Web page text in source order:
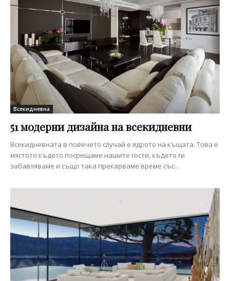
Всекидневна
51 модерни дизайна на всекидневни
Всекидневната в повечето случай е ядрото на къщата. Това е
мястото където посрещаме нашите гости, където ги
забавляваме и също така прекарваме време със...